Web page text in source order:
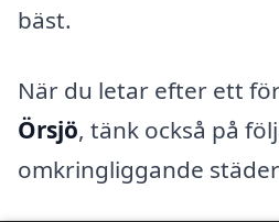
bäst.
När du letar efter ett
Örsjö, tänk också på
omkringliggande